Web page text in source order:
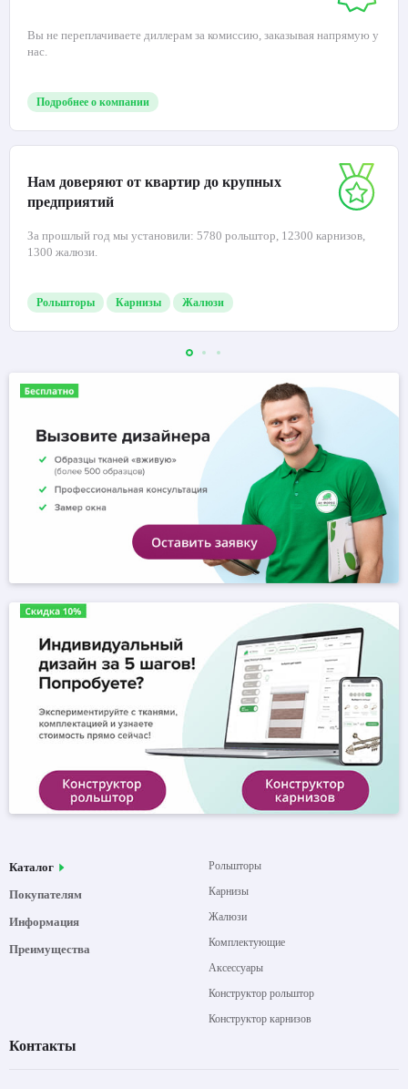
Вы не переплачиваете диллерам за комиссию, заказывая напрямую у
нас.
Подробнее о компании
Нам доверяют от квартир до крупных
предприятий
За прошлый год мы установили: 5780 рольштор, 12300 карнизов,
1300 жалюзи.
Рольшторы Карнизы Жалюзи
Каталог
Покупателям
Информация
Преимущества
Рольшторы
Карнизы
Жалюзи
Комплектующие
Аксессуары
Конструктор рольштор
Конструктор карнизов
Контакты